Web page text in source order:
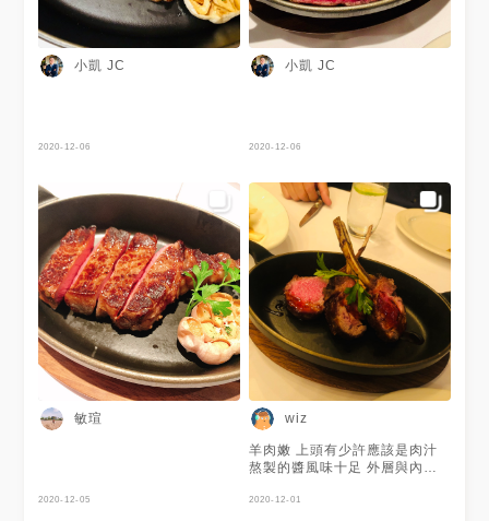
小凱 JC
2020-12-06
小凱 JC
2020-12-06
敏瑄
2020-12-05
wiz
羊肉嫩 上頭有少許應該是肉汁
熬製的醬風味十足 外層與內層
感的關鍵
2020-12-01